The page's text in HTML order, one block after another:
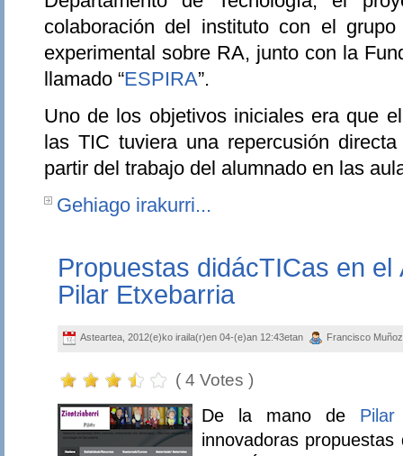
colaboración del instituto con el
experimental sobre RA, junto con la
llamado “ESPIRA”.
Uno de los objetivos iniciales era que
las TIC tuviera una repercusión
partir del trabajo del alumnado en las
Gehiago irakurri...
Propuestas didácTICas en
Pilar Etxebarria
Asteartea, 2012(e)ko iraila(r)en 04-(e)an 12:43etan Francisco
( 4 Votes )
De la mano de
innovadoras